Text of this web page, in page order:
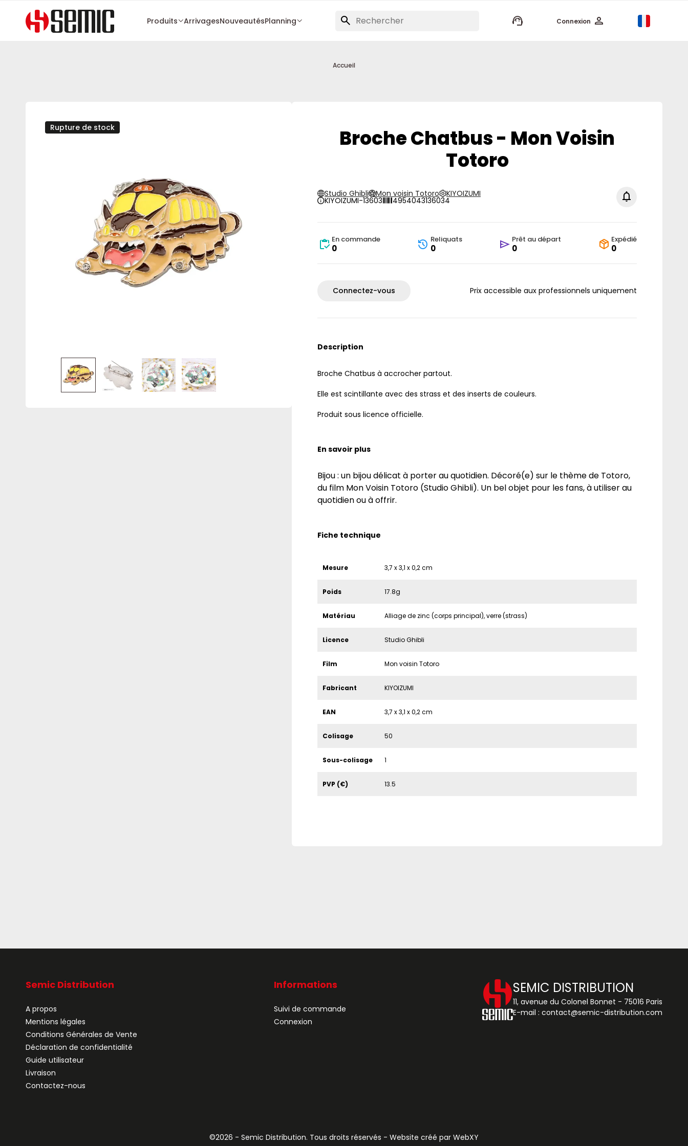
Produits ArrivagesNouveautésPlanning Connexion
Accueil
Rupture de stock
Broche Chatbus - Mon Voisin
Totoro
Studio Ghibli Mon voisin Totoro KIYOIZUMI
KIYOIZUMI-13603 4954043136034
En commande
0
Reliquats
0
Prêt au départ
0
Expédié
0
Connectez-vous Prix accessible aux professionnels uniquement
Description
Broche Chatbus à accrocher partout.
Elle est scintillante avec des strass et des inserts de couleurs.
Produit sous licence officielle.
En savoir plus
Bijou : un bijou délicat à porter au quotidien. Décoré(e) sur le thème de Totoro,
du film Mon Voisin Totoro (Studio Ghibli). Un bel objet pour les fans, à utiliser au
quotidien ou à offrir.
Fiche technique
Mesure 3,7 x 3,1 x 0,2 cm
Poids 17.8g
Matériau Alliage de zinc (corps principal), verre (strass)
Licence Studio Ghibli
Film Mon voisin Totoro
Fabricant KIYOIZUMI
EAN 3,7 x 3,1 x 0,2 cm
Colisage 50
Sous-colisage 1
PVP (€) 13.5
Semic Distribution
A propos
Mentions légales
Conditions Générales de Vente
Déclaration de confidentialité
Guide utilisateur
Livraison
Contactez-nous
Informations
Suivi de commande
Connexion
SEMIC DISTRIBUTION
11, avenue du Colonel Bonnet - 75016 Paris
E-mail : contact@semic-distribution.com
©2026 - Semic Distribution. Tous droits réservés - Website créé par WebXY